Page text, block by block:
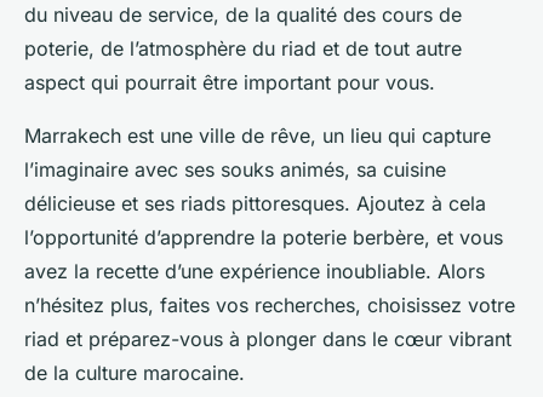
du niveau de service, de la qualité des cours de
poterie, de l’atmosphère du riad et de tout autre
aspect qui pourrait être important pour vous.
Marrakech est une ville de rêve, un lieu qui capture
l’imaginaire avec ses souks animés, sa cuisine
délicieuse et ses riads pittoresques. Ajoutez à cela
l’opportunité d’apprendre la poterie berbère, et vous
avez la recette d’une expérience inoubliable. Alors
n’hésitez plus, faites vos recherches, choisissez votre
riad et préparez-vous à plonger dans le cœur vibrant
de la culture marocaine.